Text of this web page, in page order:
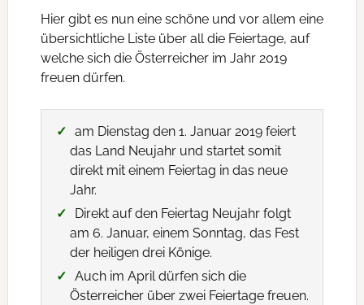
Hier gibt es nun eine schöne und vor allem eine
übersichtliche Liste über all die Feiertage, auf
welche sich die Österreicher im Jahr 2019
freuen dürfen.
am Dienstag den 1. Januar 2019 feiert
das Land Neujahr und startet somit
direkt mit einem Feiertag in das neue
Jahr.
Direkt auf den Feiertag Neujahr folgt
am 6. Januar, einem Sonntag, das Fest
der heiligen drei Könige.
Auch im April dürfen sich die
Österreicher über zwei Feiertage freuen.